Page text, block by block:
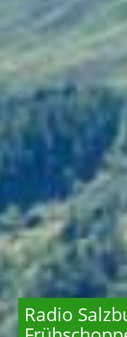
Radio